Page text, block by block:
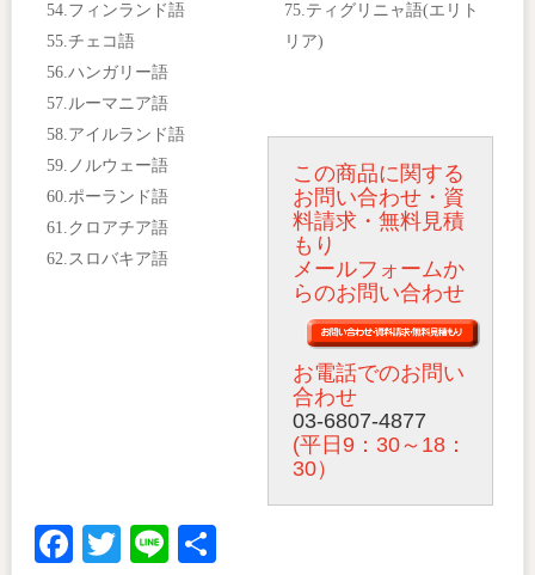
54.フィンランド語
55.チェコ語
56.ハンガリー語
57.ルーマニア語
58.アイルランド語
59.ノルウェー語
60.ポーランド語
61.クロアチア語
62.スロバキア語
75.ティグリニャ語(エリト
リア)
この商品に関する
お問い合わせ・資
料請求・無料見積
もり
メールフォームか
らのお問い合わせ
お電話でのお問い
合わせ
03-6807-4877
(平日9：30～18：
30）
Facebook
Twitter
Line共